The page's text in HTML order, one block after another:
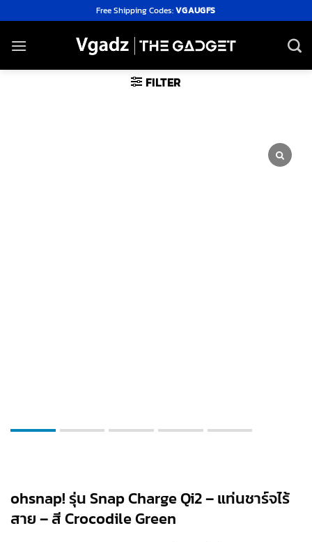
to
content
Free Shipping Codes:VGAUGFS
FILTER
ohsnap! รุ่น Snap Charge Qi2 – แท่นชาร์จไร้
สาย – สี Crocodile Green